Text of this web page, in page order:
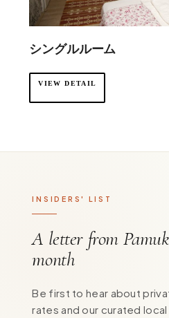
シングルルーム
VIEW DETAIL
INSIDERS' LIST
A letter from
month
Be first to hear about
rates and our curated